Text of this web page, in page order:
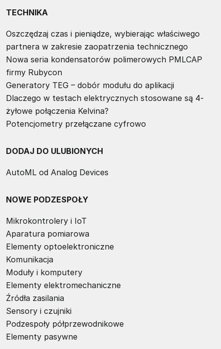
TECHNIKA
Oszczędzaj czas i pieniądze, wybierając właściwego
partnera w zakresie zaopatrzenia technicznego
Nowa seria kondensatorów polimerowych PMLCAP
firmy Rubycon
Generatory TEG – dobór modułu do aplikacji
Dlaczego w testach elektrycznych stosowane są 4-
żyłowe połączenia Kelvina?
Potencjometry przełączane cyfrowo
DODAJ DO ULUBIONYCH
AutoML od Analog Devices
NOWE PODZESPOŁY
Mikrokontrolery i IoT
Aparatura pomiarowa
Elementy optoelektroniczne
Komunikacja
Moduły i komputery
Elementy elektromechaniczne
Źródła zasilania
Sensory i czujniki
Podzespoły półprzewodnikowe
Elementy pasywne